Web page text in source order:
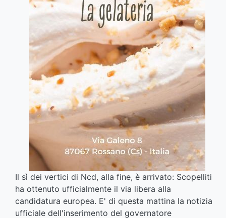
Il sì dei vertici di Ncd, alla fine, è arrivato: Scopelliti
ha ottenuto ufficialmente il via libera alla
candidatura europea. E' di questa mattina la notizia
ufficiale dell'inserimento del governatore